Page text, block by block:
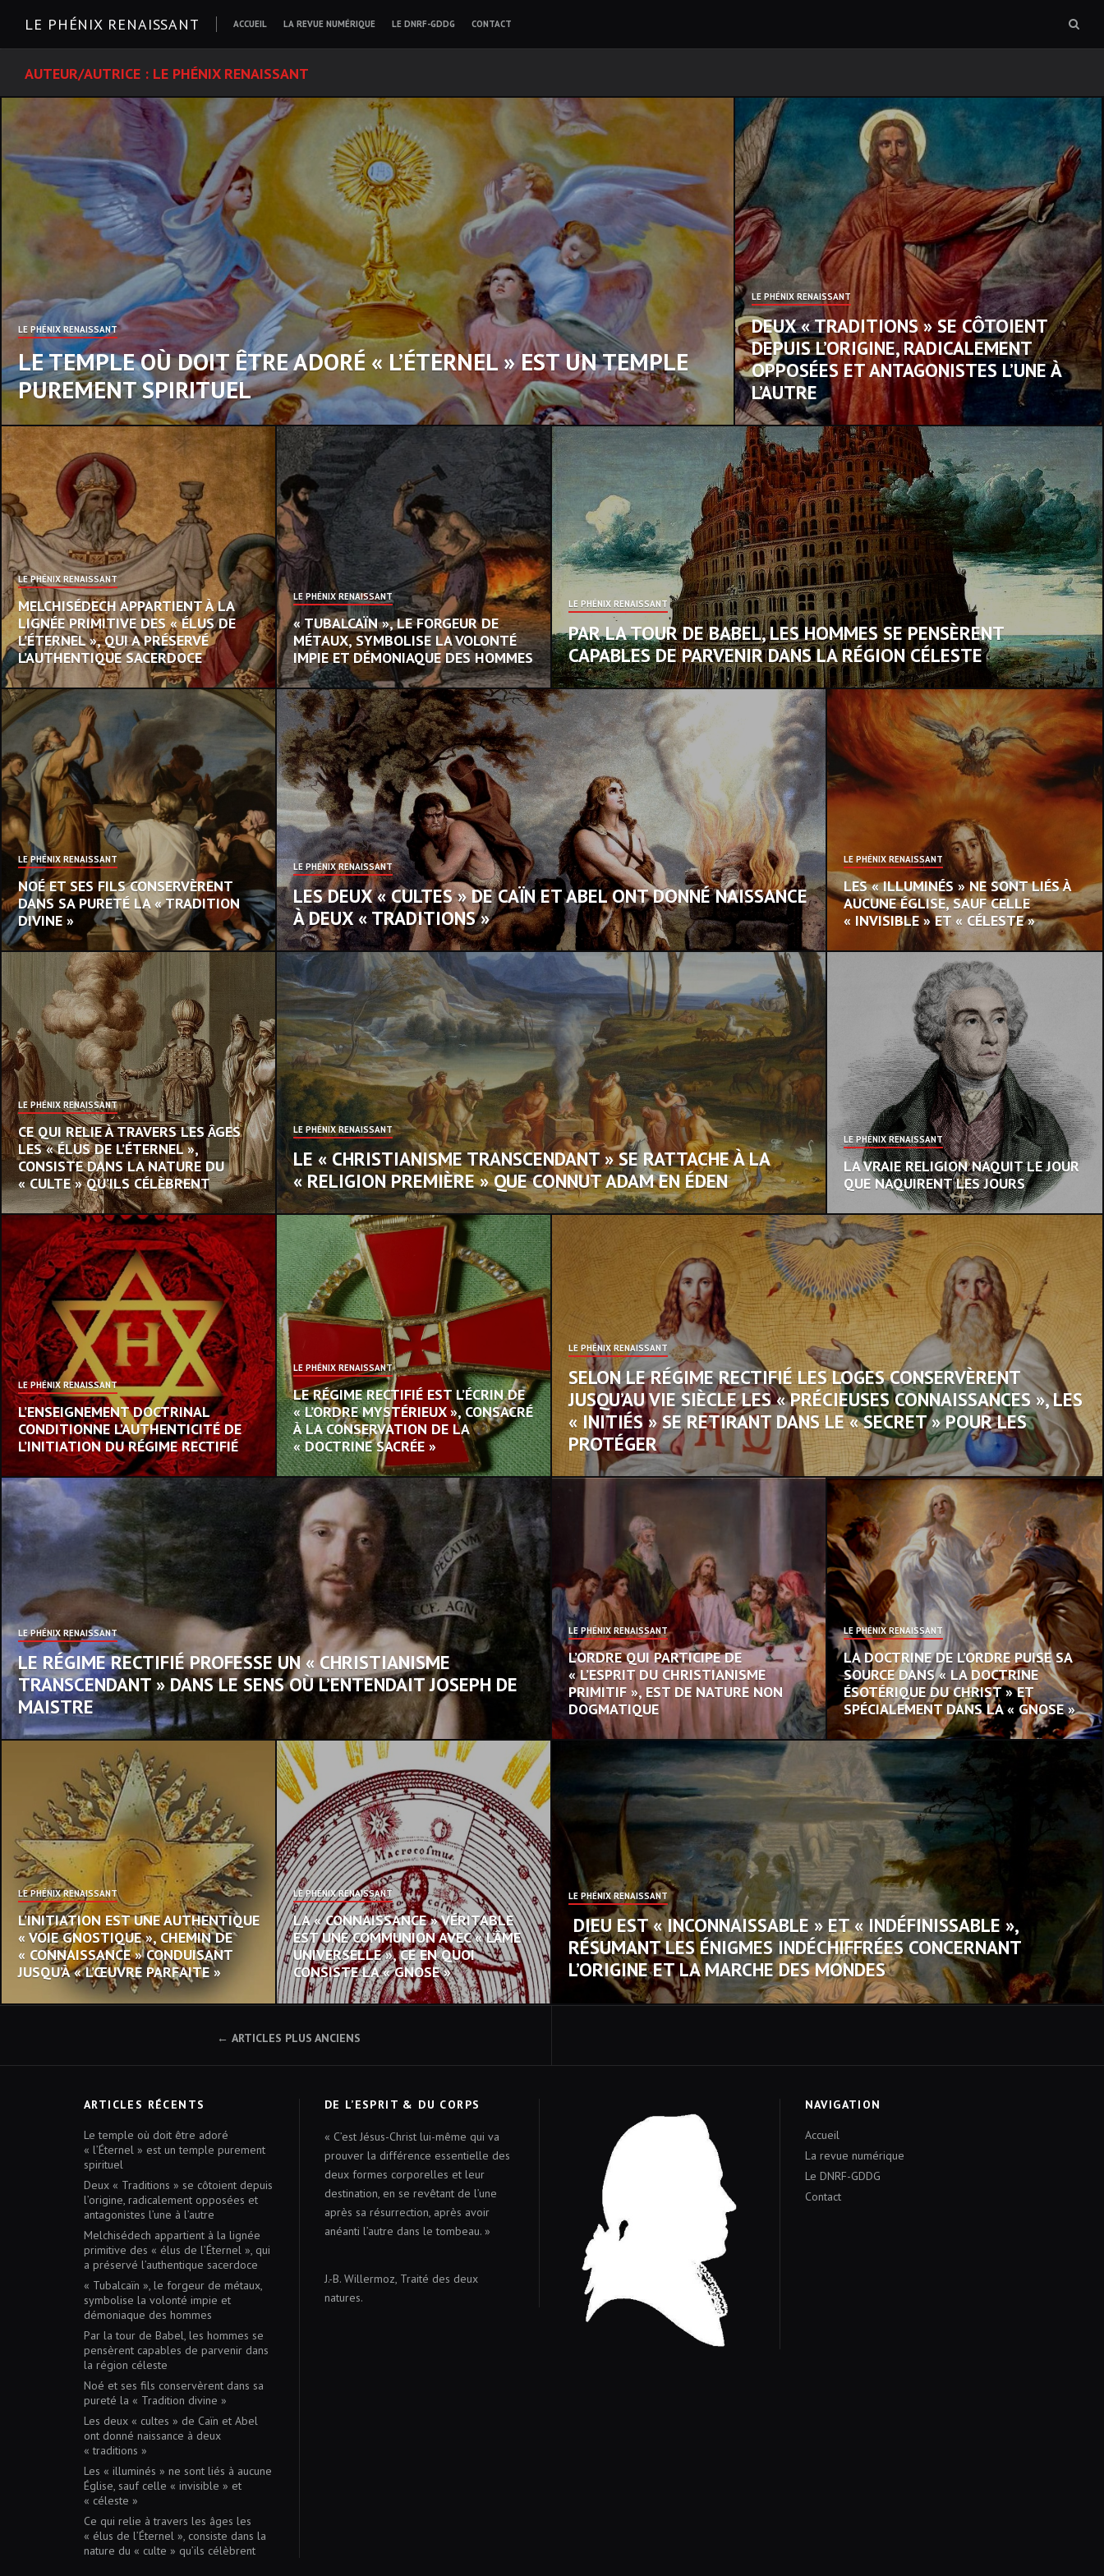
LE PHÉNIX RENAISSANT ACCUEIL LA REVUE NUMÉRIQUE LE DNRF-GDDG CONTACT
AUTEUR/AUTRICE : LE PHÉNIX RENAISSANT
LE PHÉNIX RENAISSANT
LE TEMPLE OÙ DOIT ÊTRE ADORÉ « L’ÉTERNEL » EST UN TEMPLE
PUREMENT SPIRITUEL
LE PHÉNIX RENAISSANT
DEUX « TRADITIONS » SE CÔTOIENT
DEPUIS L’ORIGINE, RADICALEMENT
OPPOSÉES ET ANTAGONISTES L’UNE À
L’AUTRE
LE PHÉNIX RENAISSANT
MELCHISÉDECH APPARTIENT À LA
LIGNÉE PRIMITIVE DES « ÉLUS DE
L’ÉTERNEL », QUI A PRÉSERVÉ
L’AUTHENTIQUE SACERDOCE
LE PHÉNIX RENAISSANT
« TUBALCAÏN », LE FORGEUR DE
MÉTAUX, SYMBOLISE LA VOLONTÉ
IMPIE ET DÉMONIAQUE DES HOMMES
LE PHÉNIX RENAISSANT
PAR LA TOUR DE BABEL, LES HOMMES SE PENSÈRENT
CAPABLES DE PARVENIR DANS LA RÉGION CÉLESTE
LE PHÉNIX RENAISSANT
NOÉ ET SES FILS CONSERVÈRENT
DANS SA PURETÉ LA « TRADITION
DIVINE »
LE PHÉNIX RENAISSANT
LES DEUX « CULTES » DE CAÏN ET ABEL ONT DONNÉ NAISSANCE
À DEUX « TRADITIONS »
LE PHÉNIX RENAISSANT
LES « ILLUMINÉS » NE SONT LIÉS À
AUCUNE ÉGLISE, SAUF CELLE
« INVISIBLE » ET « CÉLESTE »
LE PHÉNIX RENAISSANT
CE QUI RELIE À TRAVERS LES ÂGES
LES « ÉLUS DE L’ÉTERNEL »,
CONSISTE DANS LA NATURE DU
« CULTE » QU’ILS CÉLÈBRENT
LE PHÉNIX RENAISSANT
LE « CHRISTIANISME TRANSCENDANT » SE RATTACHE À LA
« RELIGION PREMIÈRE » QUE CONNUT ADAM EN ÉDEN
LE PHÉNIX RENAISSANT
LA VRAIE RELIGION NAQUIT LE JOUR
QUE NAQUIRENT LES JOURS
LE PHÉNIX RENAISSANT
L’ENSEIGNEMENT DOCTRINAL
CONDITIONNE L’AUTHENTICITÉ DE
L’INITIATION DU RÉGIME RECTIFIÉ
LE PHÉNIX RENAISSANT
LE RÉGIME RECTIFIÉ EST L’ÉCRIN DE
« L’ORDRE MYSTÉRIEUX », CONSACRÉ
À LA CONSERVATION DE LA
« DOCTRINE SACRÉE »
LE PHÉNIX RENAISSANT
SELON LE RÉGIME RECTIFIÉ LES LOGES CONSERVÈRENT
JUSQU’AU VIE SIÈCLE LES « PRÉCIEUSES CONNAISSANCES », LES
« INITIÉS » SE RETIRANT DANS LE « SECRET » POUR LES
PROTÉGER
LE PHÉNIX RENAISSANT
LE RÉGIME RECTIFIÉ PROFESSE UN « CHRISTIANISME
TRANSCENDANT » DANS LE SENS OÙ L’ENTENDAIT JOSEPH DE
MAISTRE
LE PHÉNIX RENAISSANT
L’ORDRE QUI PARTICIPE DE
« L’ESPRIT DU CHRISTIANISME
PRIMITIF », EST DE NATURE NON
DOGMATIQUE
LE PHÉNIX RENAISSANT
LA DOCTRINE DE L’ORDRE PUISE SA
SOURCE DANS « LA DOCTRINE
ÉSOTÉRIQUE DU CHRIST » ET
SPÉCIALEMENT DANS LA « GNOSE »
LE PHÉNIX RENAISSANT
L’INITIATION EST UNE AUTHENTIQUE
« VOIE GNOSTIQUE », CHEMIN DE
« CONNAISSANCE » CONDUISANT
JUSQU’À « L’ŒUVRE PARFAITE »
LE PHÉNIX RENAISSANT
LA « CONNAISSANCE » VÉRITABLE
EST UNE COMMUNION AVEC « L’ÂME
UNIVERSELLE », CE EN QUOI
CONSISTE LA « GNOSE »
LE PHÉNIX RENAISSANT
DIEU EST « INCONNAISSABLE » ET « INDÉFINISSABLE »,
RÉSUMANT LES ÉNIGMES INDÉCHIFFRÉES CONCERNANT
L’ORIGINE ET LA MARCHE DES MONDES
DES
ARTICLES
ARTICLES PLUS ANCIENS
ARTICLES RÉCENTS
Le temple où doit être adoré
« l’Éternel » est un temple purement
spirituel
Deux « Traditions » se côtoient depuis
l’origine, radicalement opposées et
antagonistes l’une à l’autre
Melchisédech appartient à la lignée
primitive des « élus de l’Éternel », qui
a préservé l’authentique sacerdoce
« Tubalcaïn », le forgeur de métaux,
symbolise la volonté impie et
démoniaque des hommes
Par la tour de Babel, les hommes se
pensèrent capables de parvenir dans
la région céleste
Noé et ses fils conservèrent dans sa
pureté la « Tradition divine »
Les deux « cultes » de Caïn et Abel
ont donné naissance à deux
« traditions »
Les « illuminés » ne sont liés à aucune
Église, sauf celle « invisible » et
« céleste »
Ce qui relie à travers les âges les
« élus de l’Éternel », consiste dans la
nature du « culte » qu’ils célèbrent
DE L’ESPRIT & DU CORPS
« C’est Jésus-Christ lui-même qui va
prouver la différence essentielle des
deux formes corporelles et leur
destination, en se revêtant de l’une
après sa résurrection, après avoir
anéanti l’autre dans le tombeau. »
J.-B. Willermoz, Traité des deux
natures.
NAVIGATION
Accueil
La revue numérique
Le DNRF-GDDG
Contact